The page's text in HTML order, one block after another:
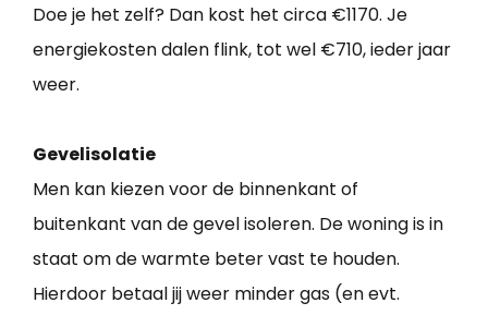
Doe je het zelf? Dan kost het circa €1170. Je
energiekosten dalen flink, tot wel €710, ieder jaar
weer.
Gevelisolatie
Men kan kiezen voor de binnenkant of
buitenkant van de gevel isoleren. De woning is in
staat om de warmte beter vast te houden.
Hierdoor betaal jij weer minder gas (en evt.